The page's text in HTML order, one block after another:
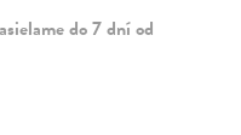
do 7 dní od